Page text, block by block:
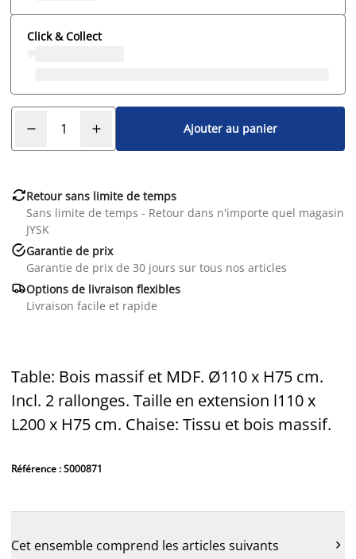
Click & Collect
Ajouter au panier
Retour sans limite de temps
Sans limite de temps - Retour dans n'importe quel magasin
JYSK
Garantie de prix
Garantie de prix de 30 jours sur tous nos articles
Options de livraison flexibles
Livraison facile et rapide
Table: Bois massif et MDF. Ø110 x H75 cm.
Incl. 2 rallonges. Taille en extension l110 x
L200 x H75 cm. Chaise: Tissu et bois massif.
Référence : S000871
Cet ensemble comprend les articles suivants 